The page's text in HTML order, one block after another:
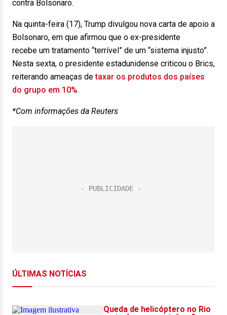
contra Bolsonaro.
Na quinta-feira (17), Trump divulgou nova carta de apoio a
Bolsonaro, em que afirmou que o ex-presidente
recebe um tratamento “terrível” de um “sistema injusto”.
Nesta sexta, o presidente estadunidense criticou o Brics,
reiterando ameaças detaxar os produtos dos países
do grupo em 10%.
*Com informações da Reuters